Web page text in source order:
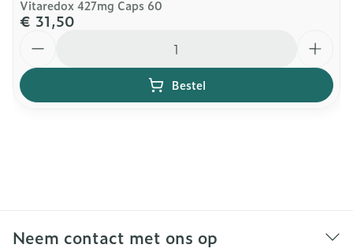
Vitaredox 427mg Caps 60
€ 31,50
Bestel
Neem contact met ons op